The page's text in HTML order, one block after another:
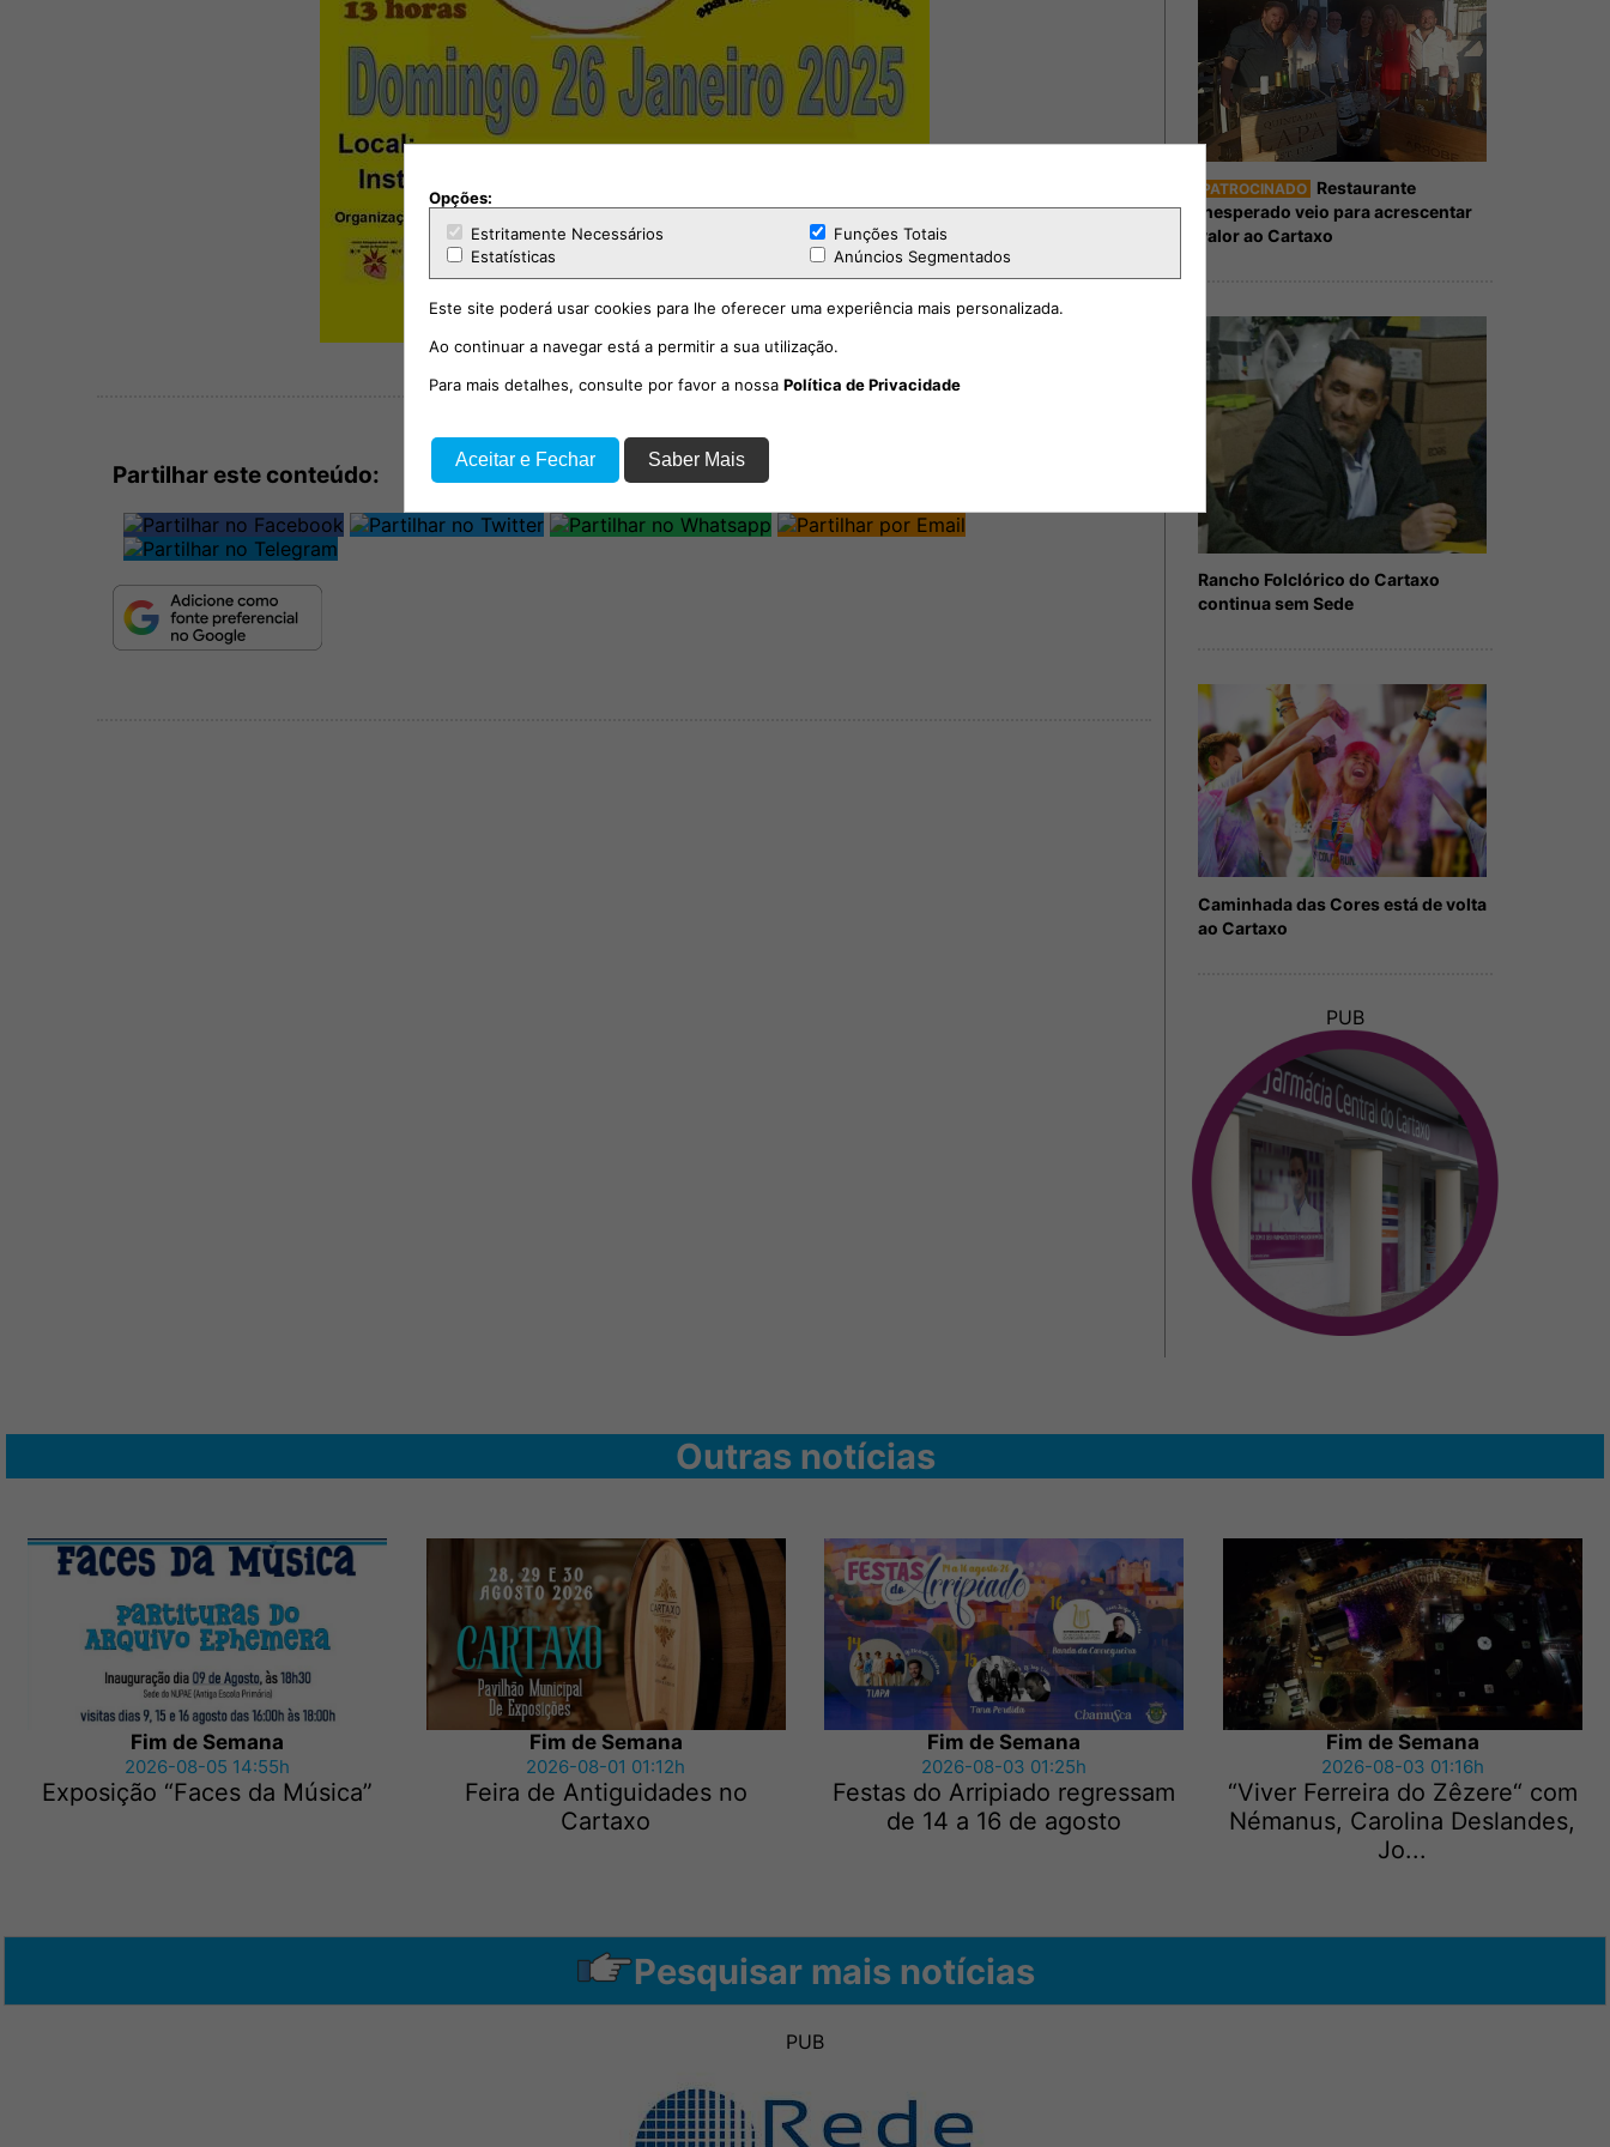
Partilhar este conteúdo:
PATROCINADO Restaurante
Inesperado veio para acrescentar
valor ao Cartaxo
Rancho Folclórico do Cartaxo
continua sem Sede
Caminhada das Cores está de volta
ao Cartaxo
PUB
Outras notícias
Fim de Semana
2026-08-05 14:55h
Exposição “Faces da Música”
Fim de Semana
2026-08-01 01:12h
Feira de Antiguidades no
Cartaxo
Fim de Semana
2026-08-03 01:25h
Festas do Arripiado regressam
de 14 a 16 de agosto
Fim de Semana
2026-08-03 01:16h
“Viver Ferreira do Zêzere“ com
Némanus, Carolina Deslandes,
Jo...
Pesquisar mais notícias
PUB
Opções:
Estritamente Necessários
Funções Totais
Estatísticas
Anúncios Segmentados
Este site poderá usar cookies para lhe oferecer uma experiência mais personalizada.
Ao continuar a navegar está a permitir a sua utilização.
Para mais detalhes, consulte por favor a nossa Política de Privacidade
Aceitar e Fechar Saber Mais